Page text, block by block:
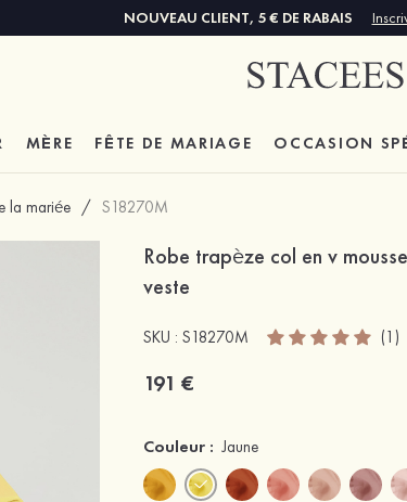
NOUVEAU CLIENT, 5 € DE RABAIS
MÈRE FÊTE DE MARIAGE OCCASION
la mariée / S18270M
Robe trapèze col en v
veste
SKU : S18270M (1)
191 €
Couleur : Jaune